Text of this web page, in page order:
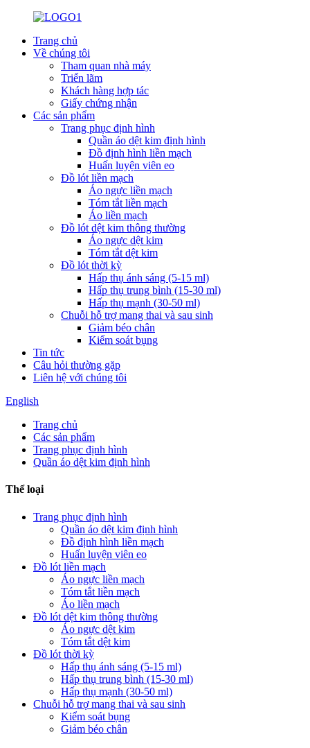
Trang chủ
Về chúng tôi
Tham quan nhà máy
Triển lãm
Khách hàng hợp tác
Giấy chứng nhận
Các sản phẩm
Trang phục định hình
Quần áo dệt kim định hình
Đồ định hình liền mạch
Huấn luyện viên eo
Đồ lót liền mạch
Áo ngực liền mạch
Tóm tắt liền mạch
Áo liền mạch
Đồ lót dệt kim thông thường
Áo ngực dệt kim
Tóm tắt dệt kim
Đồ lót thời kỳ
Hấp thụ ánh sáng (5-15 ml)
Hấp thụ trung bình (15-30 ml)
Hấp thụ mạnh (30-50 ml)
Chuỗi hỗ trợ mang thai và sau sinh
Giảm béo chân
Kiểm soát bụng
Tin tức
Câu hỏi thường gặp
Liên hệ với chúng tôi
English
Trang chủ
Các sản phẩm
Trang phục định hình
Quần áo dệt kim định hình
Thể loại
Trang phục định hình
Quần áo dệt kim định hình
Đồ định hình liền mạch
Huấn luyện viên eo
Đồ lót liền mạch
Áo ngực liền mạch
Tóm tắt liền mạch
Áo liền mạch
Đồ lót dệt kim thông thường
Áo ngực dệt kim
Tóm tắt dệt kim
Đồ lót thời kỳ
Hấp thụ ánh sáng (5-15 ml)
Hấp thụ trung bình (15-30 ml)
Hấp thụ mạnh (30-50 ml)
Chuỗi hỗ trợ mang thai và sau sinh
Kiểm soát bụng
Giảm béo chân